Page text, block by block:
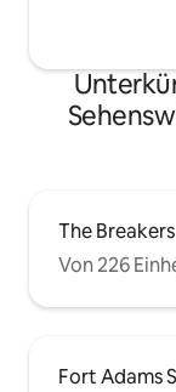
The Breakers
Von 226
Fort Adams